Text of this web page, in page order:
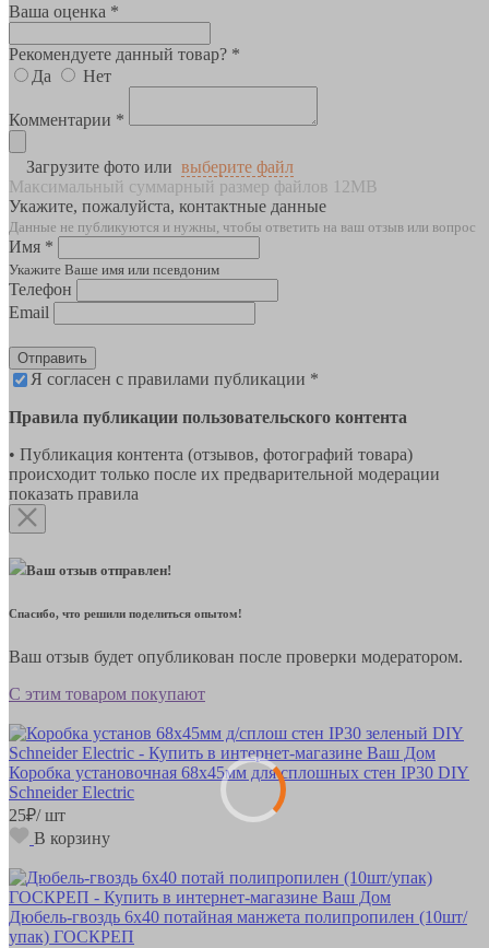
Ваша оценка *
Рекомендуете данный товар? *
Да
Нет
Комментарии *
Загрузите фото или выберите файл
Максимальный суммарный размер файлов 12MB
Укажите, пожалуйста, контактные данные
Данные не публикуются и нужны, чтобы ответить на ваш отзыв или вопрос
Имя *
Укажите Ваше имя или псевдоним
Телефон
Email
Отправить
Я согласен с правилами публикации *
Правила публикации пользовательского контента
• Публикация контента (отзывов, фотографий товара)
происходит только после их предварительной модерации
показать правила
Ваш отзыв отправлен!
Спасибо, что решили поделиться опытом!
Ваш отзыв будет опубликован после проверки модератором.
С этим товаром покупают
Коробка установочная 68х45мм для сплошных стен IP30 DIY
Schneider Electric
25₽/ шт
В корзину
Дюбель-гвоздь 6х40 потайная манжета полипропилен (10шт/
упак) ГОСКРЕП